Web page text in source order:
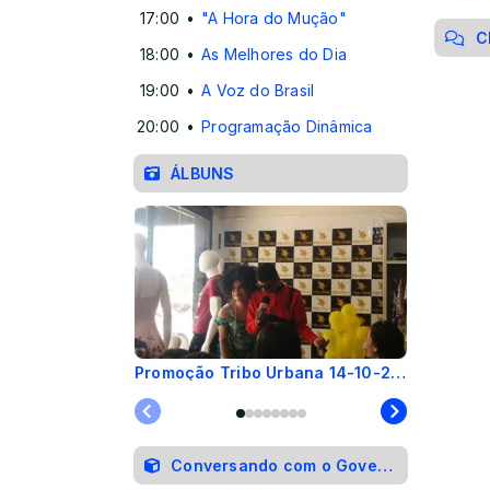
17:00
"A Hora do Mução"
18:00
As Melhores do Dia
19:00
A Voz do Brasil
20:00
Programação Dinâmica
ÁLBUNS
Promoção Tribo Urbana 14-10-2017
Conversando com o Governador